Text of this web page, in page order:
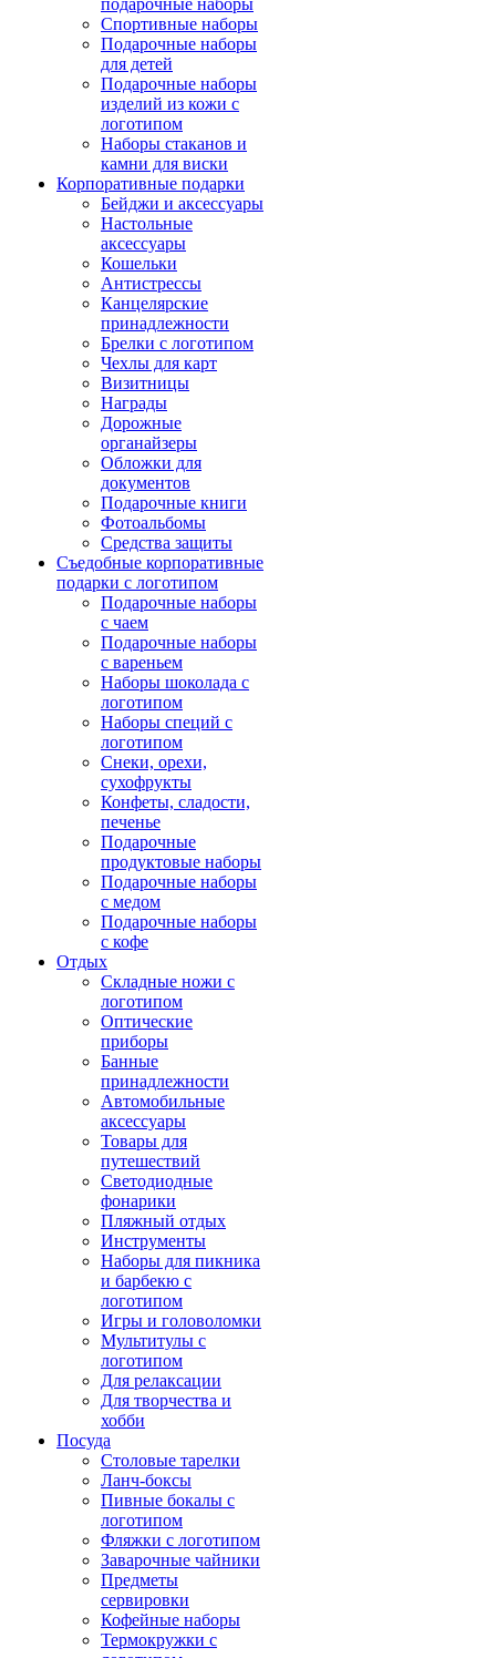
подарочные наборы
Спортивные наборы
Подарочные наборы
для детей
Подарочные наборы
изделий из кожи с
логотипом
Наборы стаканов и
камни для виски
Корпоративные подарки
Бейджи и аксессуары
Настольные
аксессуары
Кошельки
Антистрессы
Канцелярские
принадлежности
Брелки с логотипом
Чехлы для карт
Визитницы
Награды
Дорожные
органайзеры
Обложки для
документов
Подарочные книги
Фотоальбомы
Средства защиты
Съедобные корпоративные
подарки с логотипом
Подарочные наборы
с чаем
Подарочные наборы
с вареньем
Наборы шоколада с
логотипом
Наборы специй с
логотипом
Снеки, орехи,
сухофрукты
Конфеты, сладости,
печенье
Подарочные
продуктовые наборы
Подарочные наборы
с медом
Подарочные наборы
с кофе
Отдых
Складные ножи с
логотипом
Оптические
приборы
Банные
принадлежности
Автомобильные
аксессуары
Товары для
путешествий
Светодиодные
фонарики
Пляжный отдых
Инструменты
Наборы для пикника
и барбекю с
логотипом
Игры и головоломки
Мультитулы с
логотипом
Для релаксации
Для творчества и
хобби
Посуда
Столовые тарелки
Ланч-боксы
Пивные бокалы с
логотипом
Фляжки с логотипом
Заварочные чайники
Предметы
сервировки
Кофейные наборы
Термокружки с